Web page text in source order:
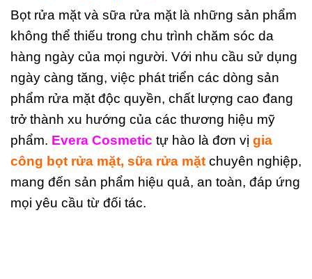
Bọt rửa mặt và sữa rửa mặt là những sản phẩm
không thể thiếu trong chu trình chăm sóc da
hàng ngày của mọi người. Với nhu cầu sử dụng
ngày càng tăng, việc phát triển các dòng sản
phẩm rửa mặt độc quyền, chất lượng cao đang
trở thành xu hướng của các thương hiệu mỹ
phẩm. Evera Cosmetic tự hào là đơn vị gia
công bọt rửa mặt, sữa rửa mặt chuyên nghiệp,
mang đến sản phẩm hiệu quả, an toàn, đáp ứng
mọi yêu cầu từ đối tác.